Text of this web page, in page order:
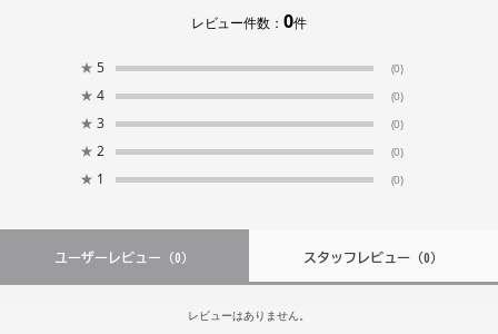
レビュー件数：0件
★ 5 (0)
★ 4 (0)
★ 3 (0)
★ 2 (0)
★ 1 (0)
ユーザーレビュー （0） スタッフレビュー（0）
レビューはありません。